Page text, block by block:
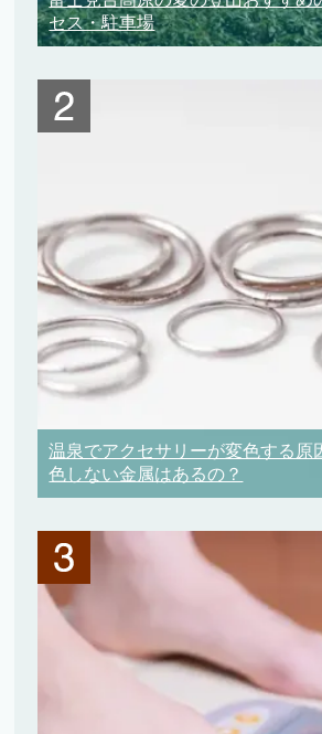
セス・駐車場
温泉でアクセサリーが変色する原
色しない金属はあるの？